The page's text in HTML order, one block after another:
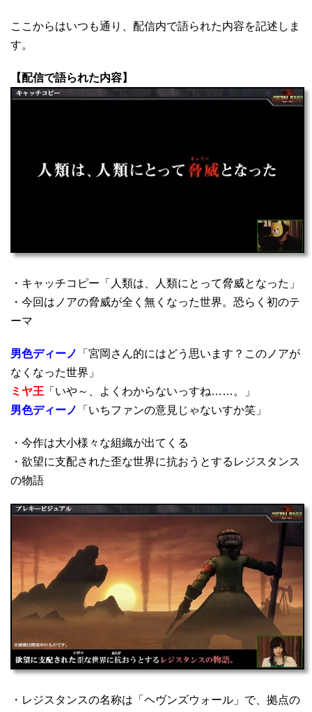
ここからはいつも通り、配信内で語られた内容を記述しま
す。
【配信で語られた内容】
・キャッチコピー「人類は、人類にとって脅威となった」
・今回はノアの脅威が全く無くなった世界。恐らく初のテ
ーマ
男色ディーノ
「宮岡さん的にはどう思います？このノアが
なくなった世界」
ミヤ王 「いや～、よくわからないっすね……。」
男色ディーノ
「いちファンの意見じゃないすか笑」
・今作は大小様々な組織が出てくる
・欲望に支配された歪な世界に抗おうとするレジスタンス
の物語
・レジスタンスの名称は「ヘヴンズウォール」で、拠点の